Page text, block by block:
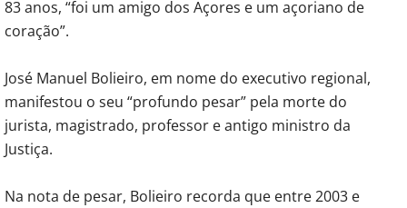
83 anos, “foi um amigo dos Açores e um açoriano de
coração”.
José Manuel Bolieiro, em nome do executivo regional,
manifestou o seu “profundo pesar” pela morte do
jurista, magistrado, professor e antigo ministro da
Justiça.
Na nota de pesar, Bolieiro recorda que entre 2003 e